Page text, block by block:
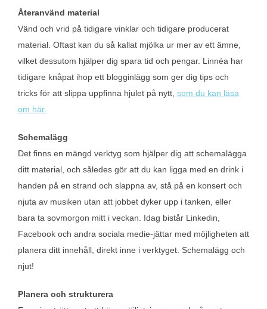
Återanvänd material
Vänd och vrid på tidigare vinklar och tidigare producerat
material. Oftast kan du så kallat mjölka ur mer av ett ämne,
vilket dessutom hjälper dig spara tid och pengar. Linnéa har
tidigare knåpat ihop ett blogginlägg som ger dig tips och
tricks för att slippa uppfinna hjulet på nytt, som du kan läsa
om här.
Schemalägg
Det finns en mängd verktyg som hjälper dig att schemalägga
ditt material, och således gör att du kan ligga med en drink i
handen på en strand och slappna av, stå på en konsert och
njuta av musiken utan att jobbet dyker upp i tanken, eller
bara ta sovmorgon mitt i veckan. Idag bistår Linkedin,
Facebook och andra sociala medie-jättar med möjligheten att
planera ditt innehåll, direkt inne i verktyget. Schemalägg och
njut!
Planera och strukturera